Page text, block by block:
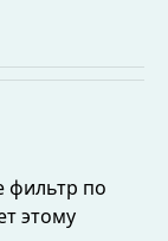
фильтр по
этому